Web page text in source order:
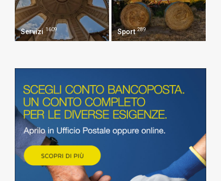
Servizi 1609 Sport 289